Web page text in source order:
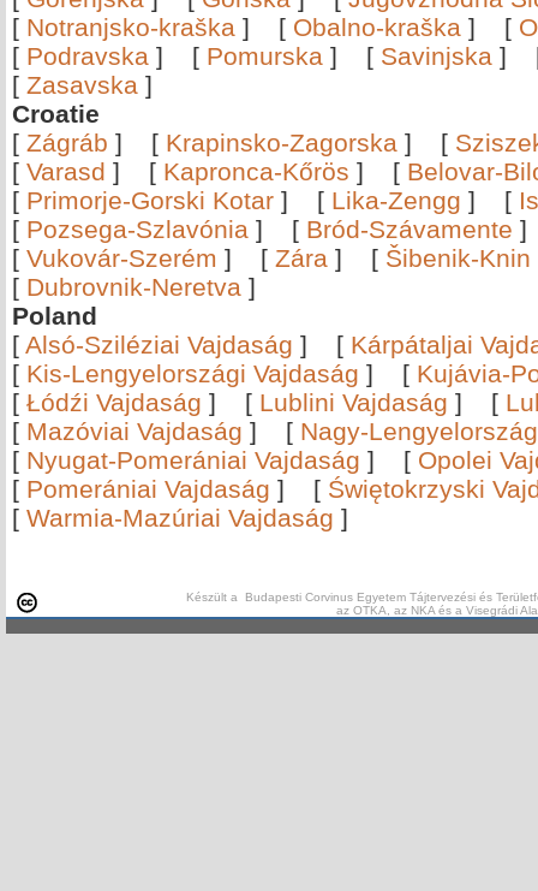
[ Notranjsko-kraška ] [ Obalno-kraška ] [
[ Podravska ] [ Pomurska ] [ Savinjska ]
[ Zasavska ]
Croatie
[ Zágráb ] [ Krapinsko-Zagorska ] [
[ Varasd ] [ Kapronca-Kőrös ] [ Belovar-
[ Primorje-Gorski Kotar ] [ Lika-Zengg ] [
[ Pozsega-Szlavónia ] [ Bród-Szávamente
[ Vukovár-Szerém ] [ Zára ] [ Šibenik-Knin
[ Dubrovnik-Neretva ]
Poland
[ Alsó-Sziléziai Vajdaság ] [ Kárpátaljai
[ Kis-Lengyelországi Vajdaság ] [ Kujávia-
[ Łódźi Vajdaság ] [ Lublini Vajdaság ] [
[ Mazóviai Vajdaság ] [ Nagy-
[ Nyugat-Pomerániai Vajdaság ] [ Opolei
[ Pomerániai Vajdaság ] [ Świętokrzyski
[ Warmia-Mazúriai Vajdaság ]
Készült a Budapesti Corvinus Egyetem Tájtervezési és
az OTKA, az NKA és a Visegrádi